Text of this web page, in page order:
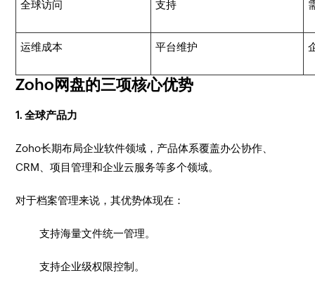
全球访问 支持
运维成本 平台维护
Zoho网盘的三项核心优势
1. 全球产品力
Zoho长期布局企业软件领域，产品体系覆盖办公协作、
CRM、项目管理和企业云服务等多个领域。
对于档案管理来说，其优势体现在：
支持海量文件统一管理。
支持企业级权限控制。